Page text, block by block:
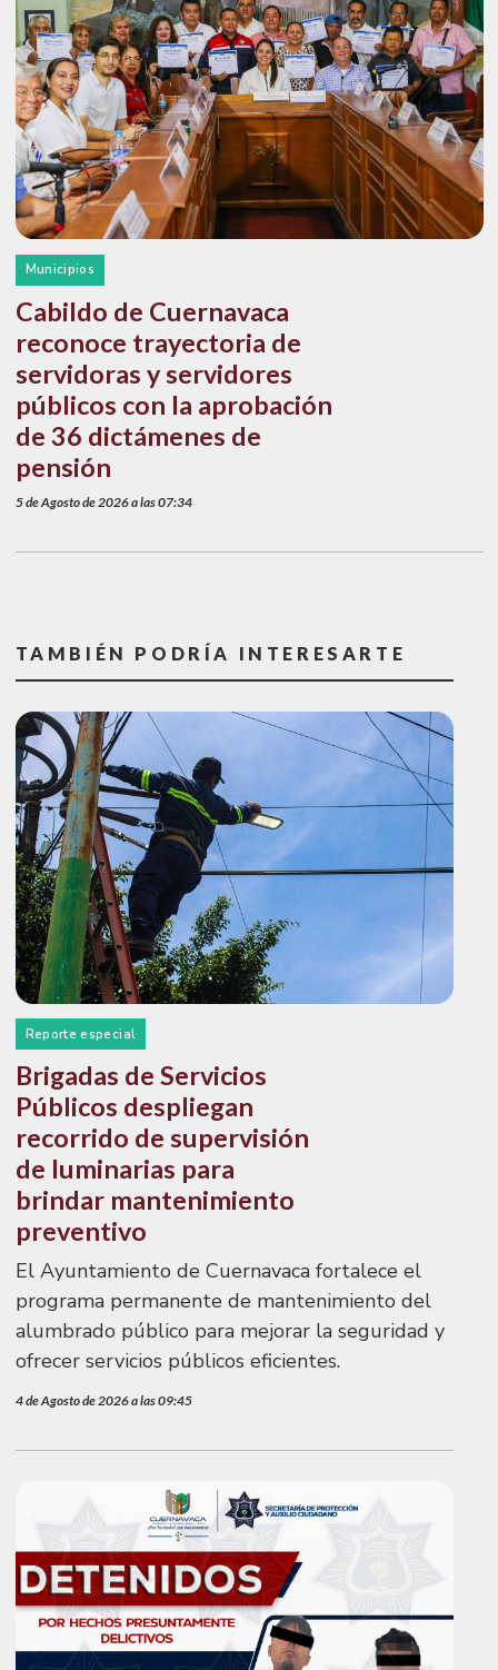
Municipios
Cabildo de Cuernavaca
reconoce trayectoria de
servidoras y servidores
públicos con la aprobación
de 36 dictámenes de
pensión
5 de Agosto de 2026 a las 07:34
TAMBIÉN PODRÍA INTERESARTE
Reporte especial
Brigadas de Servicios
Públicos despliegan
recorrido de supervisión
de luminarias para
brindar mantenimiento
preventivo
El Ayuntamiento de Cuernavaca fortalece el
programa permanente de mantenimiento del
alumbrado público para mejorar la seguridad y
ofrecer servicios públicos eficientes.
4 de Agosto de 2026 a las 09:45